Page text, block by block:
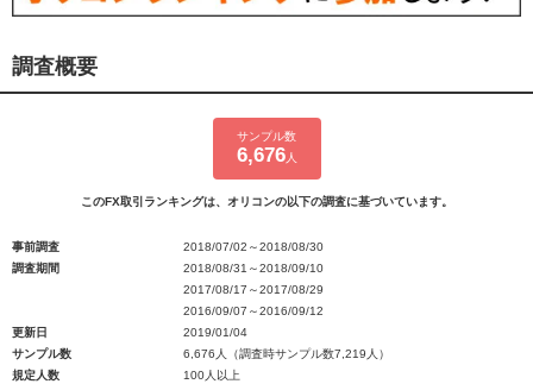
調査概要
サンプル数
6,676人
このFX取引ランキングは、オリコンの以下の調査に基づいています。
事前調査
2018/07/02～2018/08/30
調査期間
2018/08/31～2018/09/10
2017/08/17～2017/08/29
2016/09/07～2016/09/12
更新日
2019/01/04
サンプル数
6,676人（調査時サンプル数7,219人）
規定人数
100人以上